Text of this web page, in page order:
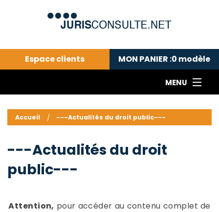
Espace clients MON PANIER :0 modèle
MENU
---Actualités du droit public---
Droit pénal---
Droit privé ---
Abonnement aux actualités
Accueil ---Actualités du droit public---
---Actualités du droit
public---
Attention, pour accéder au contenu complet de